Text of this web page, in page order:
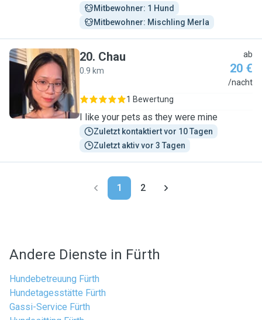
Mitbewohner: 1 Hund
Mitbewohner: Mischling Merla
C
20. Chau
0.9 km
ab
20 €
/nacht
1 Bewertung
I like your pets as they were mine
Zuletzt kontaktiert vor 10 Tagen
Zuletzt aktiv vor 3 Tagen
1 2
Andere Dienste in Fürth
Hundebetreuung Fürth
Hundetagesstätte Fürth
Gassi-Service Fürth